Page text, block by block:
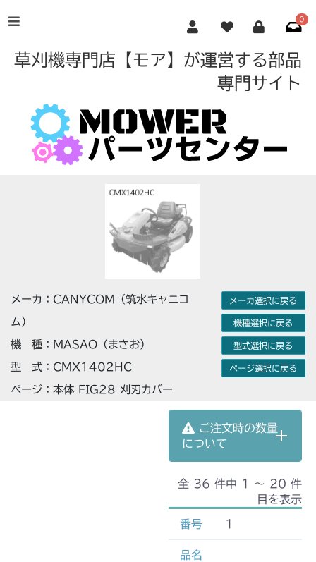
0
草刈機専門店【モア】が運営する部品
専門サイト
メーカ：CANYCOM（筑水キャニコ
ム）
機 種：MASAO（まさお）
型 式：CMX1402HC
ページ：本体 FIG28 刈刃カバー
メーカ選択に戻る
機種選択に戻る
型式選択に戻る
ページ選択に戻る
ご注文時の数量
について
全 36 件中 1 〜 20 件
目を表示
1